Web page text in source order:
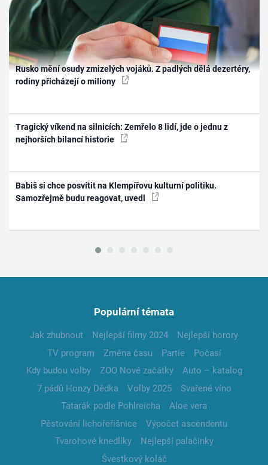
Rusko mění osudy zmizelých vojáků. Z padlých dělá dezertéry,
rodiny přicházejí o miliony
Tragický víkend na silnicích: Zemřelo 8 lidí, jde o jednu z
nejhorších bilancí historie
Babiš si chce posvítit na Klempířovu kulturní politiku.
Samozřejmě budu reagovat, uvedl
Populární témata
Jak zhubnout Nejlepší filmy 2024
Nejlepší horory
TV program
Změna času Partie
Počasí
Kdy budou volby
ZOO Nové začátky
Auto – katalog
7 pádů Honzy Dědka
Volby 2025
Svařené víno
Tatarák podle Pohlreicha
Aloe vera
Pěstování lichořeřišnice
Výpočet ascendentu
Tvarohové knedlíky
Nejlepší palačinky
Švestkový koláč